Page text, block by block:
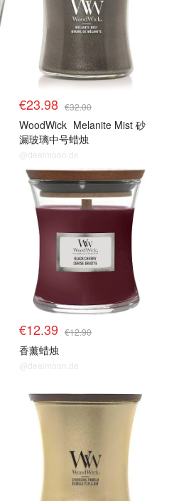
€23.98 €32.00
WoodWick Melanite Mist 砂
漏玻璃中号蜡烛
@dealmoon.de
€12.39 €12.90
香薰蜡烛
@dealmoon.de